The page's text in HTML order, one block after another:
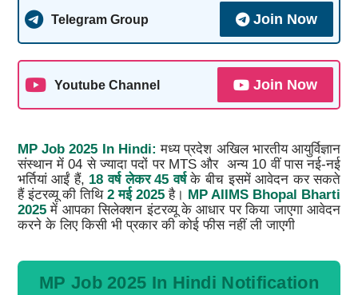
Telegram Group Join Now
Youtube Channel Join Now
MP Job 2025 In Hindi: मध्य प्रदेश अखिल भारतीय आयुर्विज्ञान
संस्थान में 04 से ज्यादा पदों पर MTS और अन्य 10 वीं पास नई-नई
भर्तियां आईं हैं, 18 वर्ष लेकर 45 वर्षके बीच इसमें आवेदन कर सकते
हैं इंटरव्यू की तिथि 2 मई 2025 है। MP AIIMS Bhopal Bharti
2025में आपका सिलेक्शन इंटरव्यू के आधार पर किया जाएगा आवेदन
करने के लिए किसी भी प्रकार की कोई फीस नहीं ली जाएगी
MP Job 2025 In Hindi Notification